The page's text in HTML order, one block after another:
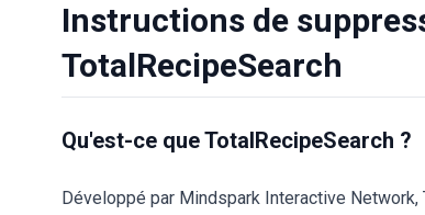
Instructions de
TotalRecipeSearch
Qu'est-ce que TotalRecipeSearch ?
Développé par Mindspark Interactive